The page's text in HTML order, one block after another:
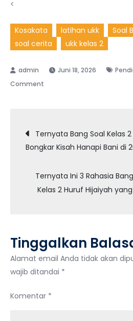
<
Kosakata latihan ukk
Soal
soal cerita
ukk kelas 2
Juni 18, 2026
Comment
Jawa
Kelas
SD
UKK
Diketahui
Navigasi
pos
Ternyata Bang Soal Kelas
Bongkar Kisah Hanapi Bani di
Ternyata Ini 3 Rahasia
Kelas 2 Huruf Hijaiyah
Tinggalkan
Alamat email Anda tidak akan
wajib ditandai *
Komentar *